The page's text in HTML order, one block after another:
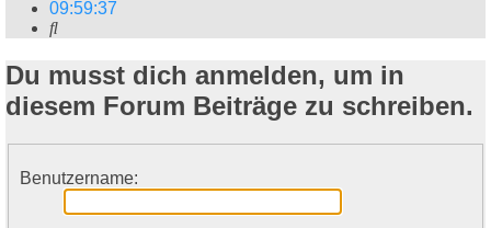
09:59:37
Suche
Du musst dich anmelden, um in
diesem Forum Beiträge zu schreiben.
Benutzername: